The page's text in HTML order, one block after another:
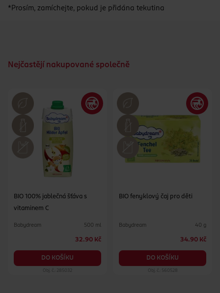
*Prosím, zamíchejte, pokud je přidána tekutina
Nejčastějí nakupované společně
BIO 100% jablečná šťáva s
vitaminem C
Babydream 500 ml
32.90 Kč
DO KOŠÍKU
Obj. č.: 285032
BIO fenyklový čaj pro děti
Babydream 40 g
34.90 Kč
DO KOŠÍKU
Obj. č.: 560528